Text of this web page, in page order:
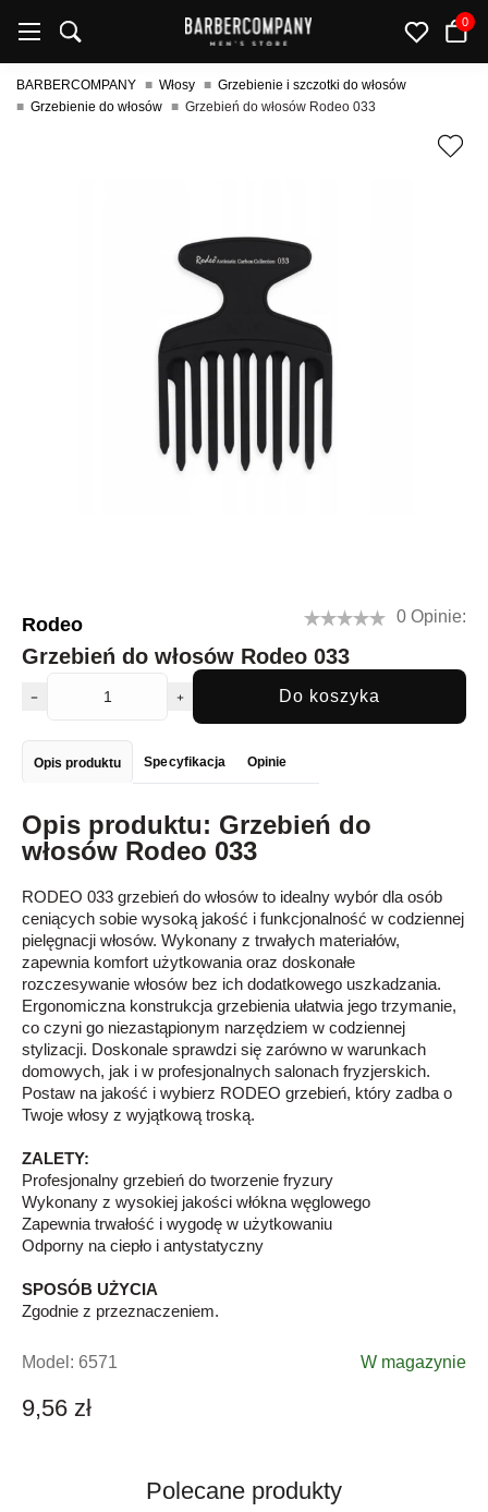
0
BARBERCOMPANY Włosy
Grzebienie i szczotki do włosów
Grzebienie do włosów
Grzebień do włosów Rodeo 033
Rodeo 0 Opinie:
Grzebień do włosów Rodeo 033
W magazynie
Model: 6571
9,56 zł
Do koszyka
Opis produktu Specyfikacja Opinie
Opis produktu: Grzebień do
włosów Rodeo 033
RODEO 033 grzebień do włosów to idealny wybór dla osób
ceniących sobie wysoką jakość i funkcjonalność w codziennej
pielęgnacji włosów. Wykonany z trwałych materiałów,
zapewnia komfort użytkowania oraz doskonałe
rozczesywanie włosów bez ich dodatkowego uszkadzania.
Ergonomiczna konstrukcja grzebienia ułatwia jego trzymanie,
co czyni go niezastąpionym narzędziem w codziennej
stylizacji. Doskonale sprawdzi się zarówno w warunkach
domowych, jak i w profesjonalnych salonach fryzjerskich.
Postaw na jakość i wybierz RODEO grzebień, który zadba o
Twoje włosy z wyjątkową troską.
ZALETY:
Profesjonalny grzebień do tworzenie fryzury
Wykonany z wysokiej jakości włókna węglowego
Zapewnia trwałość i wygodę w użytkowaniu
Odporny na ciepło i antystatyczny
SPOSÓB UŻYCIA
Zgodnie z przeznaczeniem.
Polecane produkty